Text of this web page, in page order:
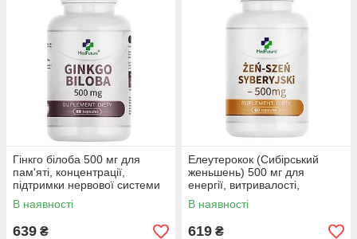
Гінкго білоба 500 мг для
пам'яті, концентрації,
підтримки нервової системи
Medfuture Ginkgo Biloba 500
mg, 60 капсул Доставка з ЄС
В наявності
639 ₴
Елеутерокок (Сибірський
женьшень) 500 мг для
енергії, витривалості,
підтримки імунітету
MedFuture 60 капсул
Доставка з ЄС
В наявності
619 ₴